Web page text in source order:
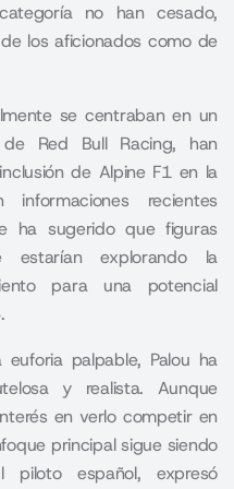
no han cesado,
los aficionados como de
se centraban en un
Red Bull Racing, han
de Alpine F1 en la
recientes
ha sugerido que figuras
estarían explorando la
para una potencial
palpable, Palou ha
y realista. Aunque
en verlo competir en
principal sigue siendo
español, expresó